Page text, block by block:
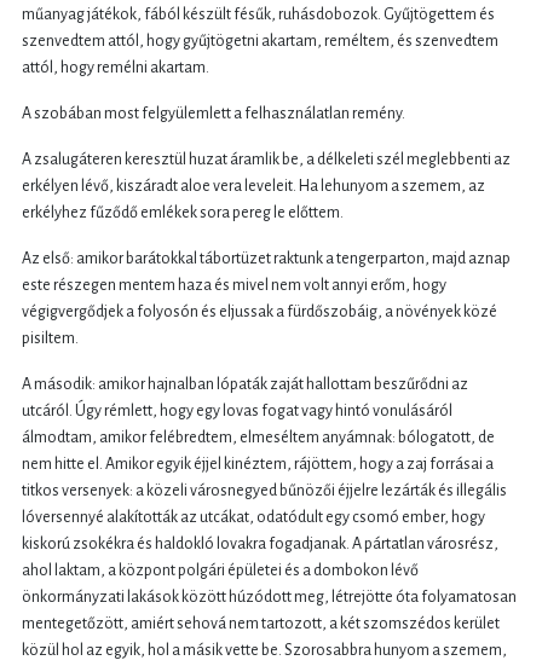
műanyag játékok, fából készült fésűk, ruhásdobozok. Gyűjtögettem és
szenvedtem attól, hogy gyűjtögetni akartam, reméltem, és szenvedtem
attól, hogy remélni akartam.
A szobában most felgyülemlett a felhasználatlan remény.
A zsalugáteren keresztül huzat áramlik be, a délkeleti szél meglebbenti az
erkélyen lévő, kiszáradt aloe vera leveleit. Ha lehunyom a szemem, az
erkélyhez fűződő emlékek sora pereg le előttem.
Az első: amikor barátokkal tábortüzet raktunk a tengerparton, majd aznap
este részegen mentem haza és mivel nem volt annyi erőm, hogy
végigvergődjek a folyosón és eljussak a fürdőszobáig, a növények közé
pisiltem.
A második: amikor hajnalban lópaták zaját hallottam beszűrődni az
utcáról. Úgy rémlett, hogy egy lovas fogat vagy hintó vonulásáról
álmodtam, amikor felébredtem, elmeséltem anyámnak: bólogatott, de
nem hitte el. Amikor egyik éjjel kinéztem, rájöttem, hogy a zaj forrásai a
titkos versenyek: a közeli városnegyed bűnözői éjjelre lezárták és illegális
lóversennyé alakították az utcákat, odatódult egy csomó ember, hogy
kiskorú zsokékra és haldokló lovakra fogadjanak. A pártatlan városrész,
ahol laktam, a központ polgári épületei és a dombokon lévő
önkormányzati lakások között húzódott meg, létrejötte óta folyamatosan
mentegetőzött, amiért sehová nem tartozott, a két szomszédos kerület
közül hol az egyik, hol a másik vette be. Szorosabbra hunyom a szemem,